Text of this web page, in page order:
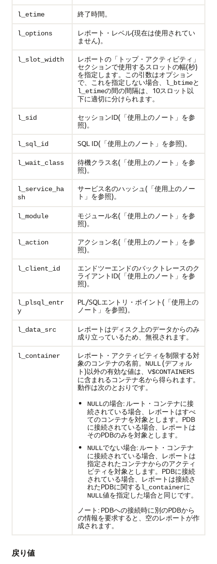
l_etime 終了時間。
l_options
レポート・レベル(現在は使用されてい
ません)。
l_slot_width
レポートの「トップ・アクティビティ」
セクションで使用するスロットの幅(秒)
を指定します。この引数はオプション
で、これを指定しない場合、
l_btimeと
l_etimeの間の間隔は、10スロット以
下に適切に分けられます。
l_sid
セッションID(「使用上のノート」を参
照)。
l_sql_id SQL ID(「使用上のノート」を参照)。
l_wait_class
待機クラス名(「使用上のノート」を参
照)。
l_service_ha
sh
サービス名のハッシュ(「使用上のノー
ト」を参照)。
l_module
モジュール名(「使用上のノート」を参
照)。
l_action
アクション名(「使用上のノート」を参
照)。
l_client_id
エンドツーエンドのバックトレースのク
ライアントID(「使用上のノート」を参
照)。
l_plsql_entr
y
PL/SQLエントリ・ポイント(「使用上の
ノート」を参照)。
l_data_src
レポートはディスク上のデータからのみ
成り立っているため、無視されます。
l_container
レポート・アクティビティを制限する対
象のコンテナの名前。
NULL(デフォル
ト)以外の有効な値は、 V$CONTAINERS
に含まれるコンテナ名から得られます。
動作は次のとおりです。
NULLの場合: ルート・コンテナに接
続されている場合、レポートはすべ
てのコンテナを対象とします。PDB
に接続されている場合、レポートは
そのPDBのみを対象とします。
NULLでない場合: ルート・コンテナ
に接続されている場合、レポートは
指定されたコンテナからのアクティ
ビティを対象とします。PDBに接続
されている場合、レポートは接続さ
れたPDBに関するl_containerに
NULL値を指定した場合と同じです。
ノート: PDBへの接続時に別のPDBから
の情報を要求すると、空のレポートが作
成されます。
戻り値